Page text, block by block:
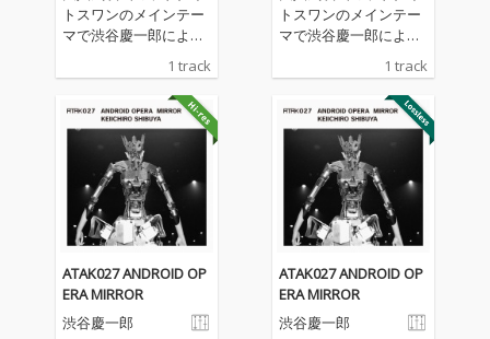
トスワンのメインテー
マで渋谷慶一郎による
ピアノソロ楽曲「Midn
ight Swan」のオーケ
ストラアレンジによる
アンドロイド・オペラ
ver.。アンドロイドが
GPTで作られた歌詞を
歌い、渋谷慶一郎によ
るピアノ、電子音そし
てオーケストラサウン
ドにより祝祭的でダイ
ナミクスのある楽曲と
なっている。
1 track
トスワンのメインテー
マで渋谷慶一郎による
ピアノソロ楽曲「Midn
ight Swan」のオーケ
ストラアレンジによる
アンドロイド・オペラ
ver.。アンドロイドが
GPTで作られた歌詞を
歌い、渋谷慶一郎によ
るピアノ、電子音そし
てオーケストラサウン
ドにより祝祭的でダイ
ナミクスのある楽曲と
なっている。
1 track
ATAK027 ANDROID OP
ERA MIRROR
渋谷慶一郎
ATAK027 ANDROID OP
ERA MIRROR
渋谷慶一郎